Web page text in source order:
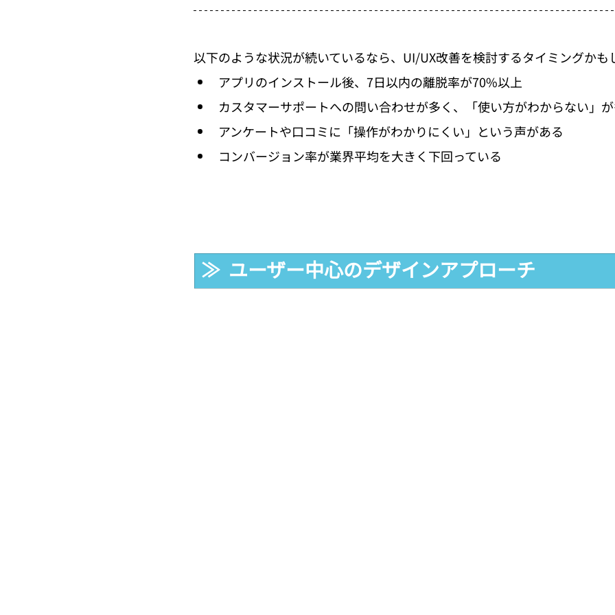
以下のような状況が続いているなら、UI/UX改善を検討するタイミングかも
アプリのインストール後、7日以内の離脱率が70%以上
カスタマーサポートへの問い合わせが多く、「使い方がわからない」
アンケートや口コミに「操作がわかりにくい」という声がある
コンバージョン率が業界平均を大きく下回っている
≫  ユーザー中心のデザインアプローチ